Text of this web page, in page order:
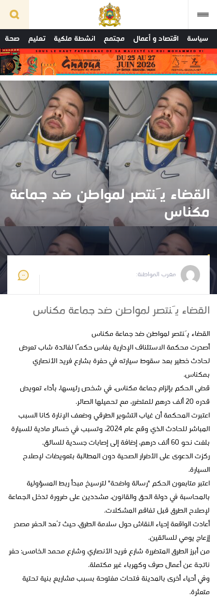
سياسة اقتصاد و أعمال مجتمع انشطة ملكية تعليم صحة
القضاء يَنتصر لمواطن ضد جماعة
مكناس
مغرب المواطنة:
القضاء يَنتصر لمواطن ضد جماعة مكناس
القضاء يَنتصر لمواطن ضد جماعة مكناس
أصدرت محكمة الاستئناف الإدارية بفاس حكمًا لفائدة شاب تعرض
لحادث خطير بعد سقوط سيارته في حفرة بشارع فريد الأنصاري
بمكناس.
قضى الحكم بإلزام جماعة مكناس، في شخص رئيسها، بأداء تعويض
قدره 20 ألف درهم للمتضرر، مع تحميلها الصائر.
اعتبرت المحكمة أن غياب التشوير الطرقي وضعف الإنارة كانا السبب
المباشر للحادث الذي وقع عام 2024، وتسبب في خسائر مادية للسيارة
بلغت نحو 60 ألف درهم، إضافة إلى إصابات جسدية للسائق.
ركزت الدعوى على الأضرار الصحية دون المطالبة بتعويضات لإصلاح
السيارة.
اعتبر متابعون الحكم "رسالة واضحة" لترسيخ مبدأ ربط المسؤولية
بالمحاسبة في دولة الحق والقانون، مشددين على ضرورة تدخل الجماعة
لإصلاح الطرق قبل تفاقم المشكلات.
أعادت الواقعة إحياء النقاش حول سلامة الطرق، حيث تُعد الحفر مصدر
إزعاج يومي للسائقين.
من أبرز الطرق المتضررة شارع فريد الأنصاري وشارع محمد الخامس: حفر
ناتجة عن أعمال صرف وكهرباء غير مكتملة.
وفي أحياء أخرى بالمدينة فتحات مفتوحة بسبب مشاريع بنية تحتية
متعثرة.